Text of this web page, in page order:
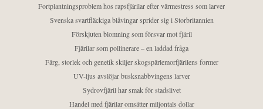
Fortplantningsproblem hos rapsfjärilar efter värmestress som larver
Svenska svartfläckiga blåvingar sprider sig i Storbritannien
Förskjuten blomning som försvar mot fjäril
Fjärilar som pollinerare – en laddad fråga
Färg, storlek och genetik skiljer skogspärlemorfjärilens former
UV-ljus avslöjar busksnabbvingens larver
Sydrovfjäril har smak för stadslivet
Handel med fjärilar omsätter miljontals dollar